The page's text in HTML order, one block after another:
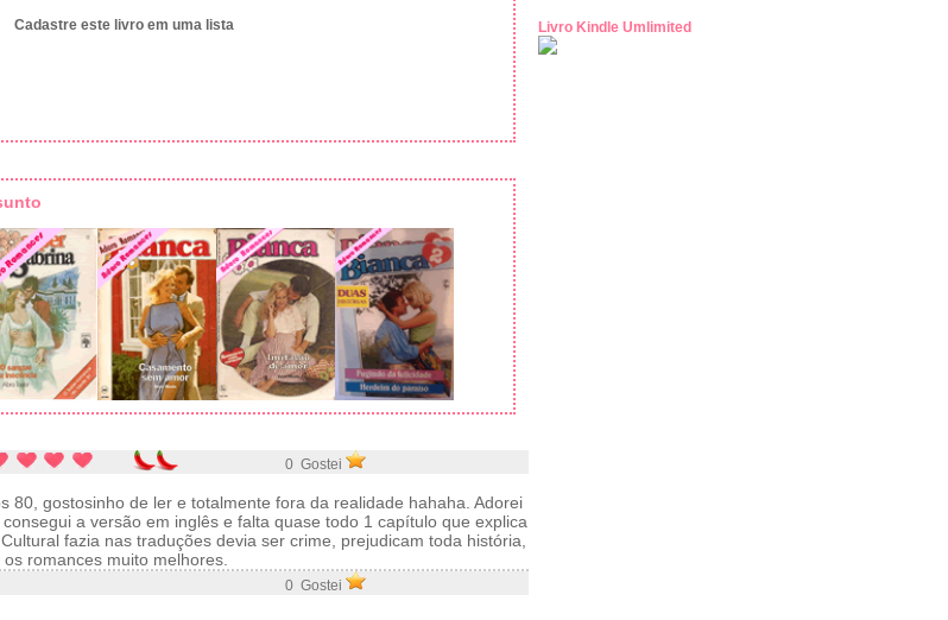
Livro Kindle Umlimited
Cadastre este livro em uma lista
0 Gostei
80, gostosinho de ler e totalmente fora da realidade hahaha. Adorei
a versão em inglês e falta quase todo 1 capítulo que explica
fazia nas traduções devia ser crime, prejudicam toda história,
romances muito melhores.
0 Gostei